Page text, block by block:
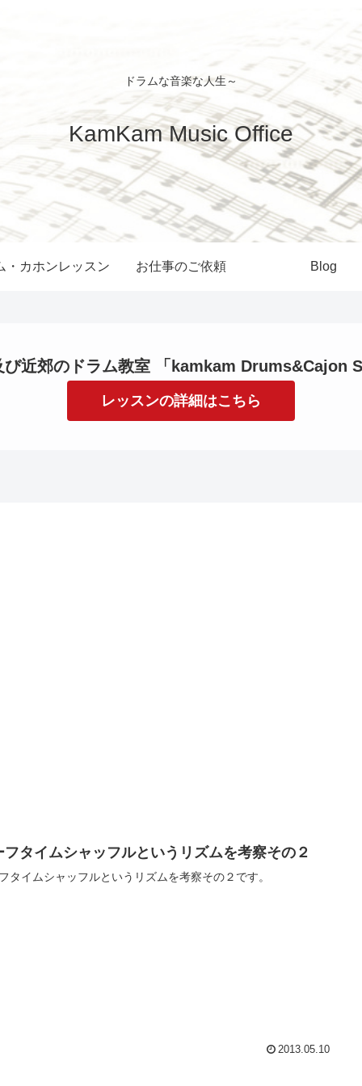
ドラムな音楽な人生～
KamKam Music Office
・カホンレッスン お仕事のご依頼 Blog
び近郊のドラム教室 「kamkam Drums&Cajon
レッスンの詳細はこちら
フタイムシャッフルというリズムを考察その２
タイムシャッフルというリズムを考察その２です。
2013.05.10